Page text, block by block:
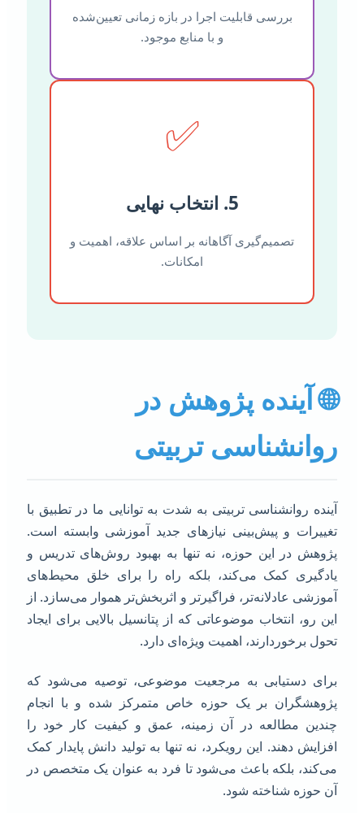
بررسی قابلیت اجرا در بازه زمانی تعیین‌شده
و با منابع موجود.
✅
تصمیم‌گیری آگاهانه بر اساس علاقه، اهمیت و
امکانات.
آینده پژوهش در
تربیتی
روانشناسی تربیتی به شدت به توانایی ما در تطبیق با
و پیش‌بینی نیازهای جدید آموزشی وابسته است.
در این حوزه، نه تنها به بهبود روش‌های تدریس و
کمک می‌کند، بلکه راه را برای خلق محیط‌های
عادلانه‌تر، فراگیرتر و اثربخش‌تر هموار می‌سازد. از
رو، انتخاب موضوعاتی که از پتانسیل بالایی برای ایجاد
برخوردارند، اهمیت ویژه‌ای دارد.
دستیابی به مرجعیت موضوعی، توصیه می‌شود که
بر یک حوزه خاص متمرکز شده و با انجام
مطالعه در آن زمینه، عمق و کیفیت کار خود را
دهند. این رویکرد، نه تنها به تولید دانش پایدار کمک
بلکه باعث می‌شود تا فرد به عنوان یک متخصص در
حوزه شناخته شود.